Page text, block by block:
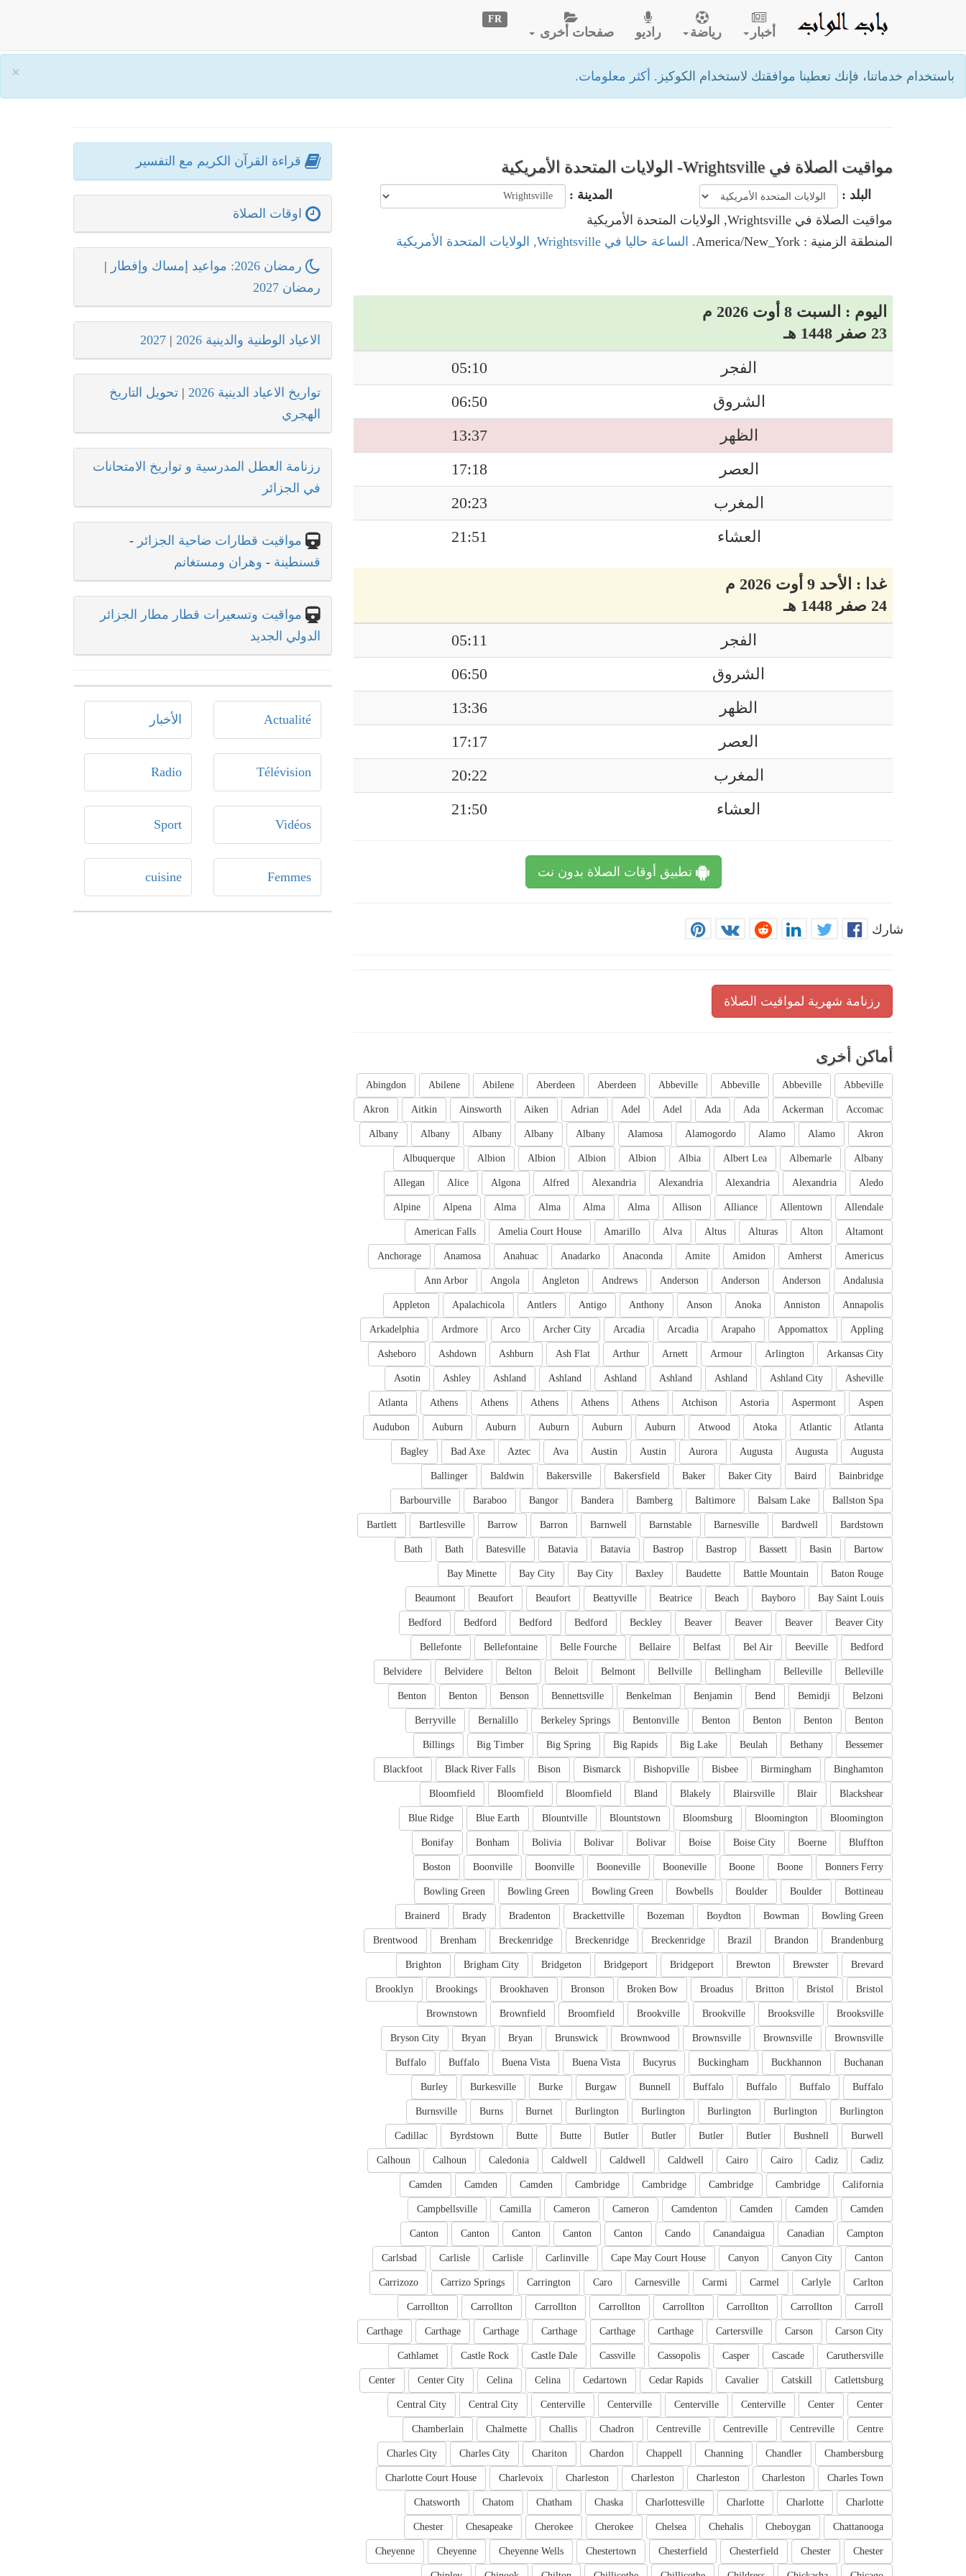
× باستخدام خدماتنا، فإنك تعطينا موافقتك لاستخدام الكوكيز. أكثر معلومات.
أخبار رياضة راديو صفحات أخرى
FR
مواقيت الصلاة في Wrightsville- الولايات المتحدة الأمريكية
البلد :
المدينة :
مواقيت الصلاة في Wrightsville, الولايات المتحدة الأمريكية
المنطقة الزمنية : America/New_York.
الساعة حاليا في Wrightsville, الولايات المتحدة الأمريكية
اليوم : السبت 8 أوت 2026 م
23 صفر 1448 هـ
الفجر
05:10
الشروق
06:50
الظهر
13:37
العصر
17:18
المغرب
20:23
العشاء
21:51
غدا : الأحد 9 أوت 2026 م
24 صفر 1448 هـ
الفجر
05:11
الشروق
06:50
الظهر
13:36
العصر
17:17
المغرب
20:22
العشاء
21:50
تطبيق أوقات الصلاة بدون نت
شارك
رزنامة شهرية لمواقيت الصلاة
أماكن أخرى
Abbeville
Abbeville
Abbeville
Abbeville
Aberdeen
Aberdeen
Abilene
Abilene
Abingdon
Accomac
Ackerman
Ada
Ada
Adel
Adel
Adrian
Aiken
Ainsworth
Aitkin
Akron
Akron
Alamo
Alamo
Alamogordo
Alamosa
Albany
Albany
Albany
Albany
Albany
Albany
Albemarle
Albert Lea
Albia
Albion
Albion
Albion
Albion
Albuquerque
Aledo
Alexandria
Alexandria
Alexandria
Alexandria
Alfred
Algona
Alice
Allegan
Allendale
Allentown
Alliance
Allison
Alma
Alma
Alma
Alma
Alpena
Alpine
Altamont
Alton
Alturas
Altus
Alva
Amarillo
Amelia Court House
American Falls
Americus
Amherst
Amidon
Amite
Anaconda
Anadarko
Anahuac
Anamosa
Anchorage
Andalusia
Anderson
Anderson
Anderson
Andrews
Angleton
Angola
Ann Arbor
Annapolis
Anniston
Anoka
Anson
Anthony
Antigo
Antlers
Apalachicola
Appleton
Appling
Appomattox
Arapaho
Arcadia
Arcadia
Archer City
Arco
Ardmore
Arkadelphia
Arkansas City
Arlington
Armour
Arnett
Arthur
Ash Flat
Ashburn
Ashdown
Asheboro
Asheville
Ashland City
Ashland
Ashland
Ashland
Ashland
Ashland
Ashley
Asotin
Aspen
Aspermont
Astoria
Atchison
Athens
Athens
Athens
Athens
Athens
Atlanta
Atlanta
Atlantic
Atoka
Atwood
Auburn
Auburn
Auburn
Auburn
Auburn
Audubon
Augusta
Augusta
Augusta
Aurora
Austin
Austin
Ava
Aztec
Bad Axe
Bagley
Bainbridge
Baird
Baker City
Baker
Bakersfield
Bakersville
Baldwin
Ballinger
Ballston Spa
Balsam Lake
Baltimore
Bamberg
Bandera
Bangor
Baraboo
Barbourville
Bardstown
Bardwell
Barnesville
Barnstable
Barnwell
Barron
Barrow
Bartlesville
Bartlett
Bartow
Basin
Bassett
Bastrop
Bastrop
Batavia
Batavia
Batesville
Bath
Bath
Baton Rouge
Battle Mountain
Baudette
Baxley
Bay City
Bay City
Bay Minette
Bay Saint Louis
Bayboro
Beach
Beatrice
Beattyville
Beaufort
Beaufort
Beaumont
Beaver City
Beaver
Beaver
Beaver
Beckley
Bedford
Bedford
Bedford
Bedford
Bedford
Beeville
Bel Air
Belfast
Bellaire
Belle Fourche
Bellefontaine
Bellefonte
Belleville
Belleville
Bellingham
Bellville
Belmont
Beloit
Belton
Belvidere
Belvidere
Belzoni
Bemidji
Bend
Benjamin
Benkelman
Bennettsville
Benson
Benton
Benton
Benton
Benton
Benton
Benton
Bentonville
Berkeley Springs
Bernalillo
Berryville
Bessemer
Bethany
Beulah
Big Lake
Big Rapids
Big Spring
Big Timber
Billings
Binghamton
Birmingham
Bisbee
Bishopville
Bismarck
Bison
Black River Falls
Blackfoot
Blackshear
Blair
Blairsville
Blakely
Bland
Bloomfield
Bloomfield
Bloomfield
Bloomington
Bloomington
Bloomsburg
Blountstown
Blountville
Blue Earth
Blue Ridge
Bluffton
Boerne
Boise City
Boise
Bolivar
Bolivar
Bolivia
Bonham
Bonifay
Bonners Ferry
Boone
Boone
Booneville
Booneville
Boonville
Boonville
Boston
Bottineau
Boulder
Boulder
Bowbells
Bowling Green
Bowling Green
Bowling Green
Bowling Green
Bowman
Boydton
Bozeman
Brackettville
Bradenton
Brady
Brainerd
Brandenburg
Brandon
Brazil
Breckenridge
Breckenridge
Breckenridge
Brenham
Brentwood
Brevard
Brewster
Brewton
Bridgeport
Bridgeport
Bridgeton
Brigham City
Brighton
Bristol
Bristol
Britton
Broadus
Broken Bow
Bronson
Brookhaven
Brookings
Brooklyn
Brooksville
Brooksville
Brookville
Brookville
Broomfield
Brownfield
Brownstown
Brownsville
Brownsville
Brownsville
Brownwood
Brunswick
Bryan
Bryan
Bryson City
Buchanan
Buckhannon
Buckingham
Bucyrus
Buena Vista
Buena Vista
Buffalo
Buffalo
Buffalo
Buffalo
Buffalo
Buffalo
Bunnell
Burgaw
Burke
Burkesville
Burley
Burlington
Burlington
Burlington
Burlington
Burlington
Burnet
Burns
Burnsville
Burwell
Bushnell
Butler
Butler
Butler
Butler
Butte
Butte
Byrdstown
Cadillac
Cadiz
Cadiz
Cairo
Cairo
Caldwell
Caldwell
Caldwell
Caledonia
Calhoun
Calhoun
California
Cambridge
Cambridge
Cambridge
Cambridge
Camden
Camden
Camden
Camden
Camden
Camden
Camdenton
Cameron
Cameron
Camilla
Campbellsville
Campton
Canadian
Canandaigua
Cando
Canton
Canton
Canton
Canton
Canton
Canton
Canyon City
Canyon
Cape May Court House
Carlinville
Carlisle
Carlisle
Carlsbad
Carlton
Carlyle
Carmel
Carmi
Carnesville
Caro
Carrington
Carrizo Springs
Carrizozo
Carroll
Carrollton
Carrollton
Carrollton
Carrollton
Carrollton
Carrollton
Carrollton
Carson City
Carson
Cartersville
Carthage
Carthage
Carthage
Carthage
Carthage
Carthage
Caruthersville
Cascade
Casper
Cassopolis
Cassville
Castle Dale
Castle Rock
Cathlamet
Catlettsburg
Catskill
Cavalier
Cedar Rapids
Cedartown
Celina
Celina
Center City
Center
Center
Center
Centerville
Centerville
Centerville
Centerville
Central City
Central City
Centre
Centreville
Centreville
Centreville
Chadron
Challis
Chalmette
Chamberlain
Chambersburg
Chandler
Channing
Chappell
Chardon
Chariton
Charles City
Charles City
Charles Town
Charleston
Charleston
Charleston
Charleston
Charlevoix
Charlotte Court House
Charlotte
Charlotte
Charlotte
Charlottesville
Chaska
Chatham
Chatom
Chatsworth
Chattanooga
Cheboygan
Chehalis
Chelsea
Cherokee
Cherokee
Chesapeake
Chester
Chester
Chester
Chesterfield
Chesterfield
Chestertown
Cheyenne Wells
Cheyenne
Cheyenne
قراءة القرآن الكريم مع التفسير
اوقات الصلاة
رمضان 2026: مواعيد إمساك وإفطار
|
رمضان 2027
الاعياد الوطنية والدينية 2026 |
2027
تواريخ الاعياد الدينية 2026 | تحويل التاريخ
الهجري
رزنامة العطل المدرسية و تواريخ الامتحانات
في الجزائر
مواقيت قطارات ضاحية الجزائر -
قسنطينة - وهران ومستغانم
مواقيت وتسعيرات قطار مطار الجزائر
الدولي الجديد
Actualité الأخبار
Télévision
Radio
Vidéos
Sport
Femmes
cuisine